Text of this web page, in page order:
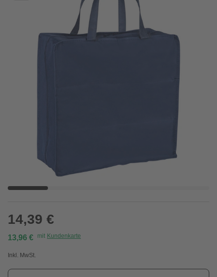
14,39 €
13,96 € mit Kundenkarte
Inkl. MwSt.